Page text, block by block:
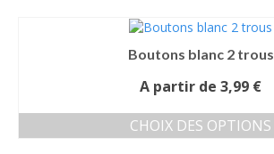
choisies
la
page
du
produit
produit
plusieurs
Les
options
peuvent
Boutons blanc 2 trous
A partir de 3,99 €
CHOIX DES OPTIONS